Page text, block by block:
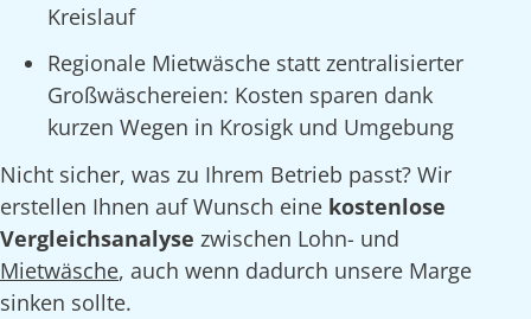
Kreislauf
Regionale Mietwäsche statt zentralisierter
Großwäschereien: Kosten sparen dank
kurzen Wegen in Krosigk und Umgebung
Nicht sicher, was zu Ihrem Betrieb passt? Wir
erstellen Ihnen auf Wunsch eine kostenlose
Vergleichsanalyse zwischen Lohn- und
Mietwäsche, auch wenn dadurch unsere Marge
sinken sollte.